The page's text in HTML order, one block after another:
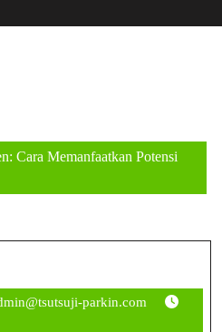
Cara Memanfaatkan Potensi
parkin.com